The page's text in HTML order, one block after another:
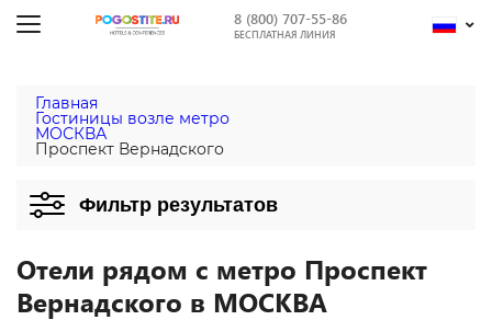
8 (800) 707-55-86
БЕСПЛАТНАЯ ЛИНИЯ
Главная
Гостиницы возле метро
МОСКВА
Проспект Вернадского
Фильтр результатов
Отели рядом с метро Проспект
Вернадского в МОСКВА